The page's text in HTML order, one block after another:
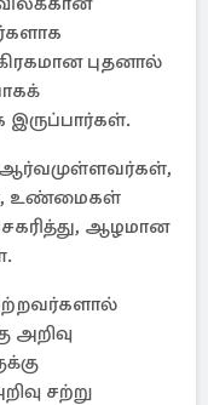
புதனால்
ஆர்வமுள்ளவர்கள்,
உண்மைகள்
ஆழமான
அறிவு
சற்று